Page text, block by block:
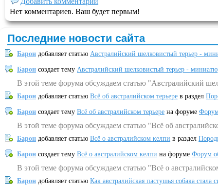
Нет комментариев. Ваш будет первым!
Последние новости сайта
Барон добавляет статью Австралийский шелковистый терьер -
Барон создает тему Австралийский шелковистый терьер -
В этой теме форума обсуждаем статью "Австралийский
Барон добавляет статью Всё об австралийском терьере в раздел
Барон создает тему Всё об австралийском терьере на форуме
В этой теме форума обсуждаем статью "Всё об
Барон добавляет статью Всё о австралийском келпи в раздел
Барон создает тему Всё о австралийском келпи на форуме Форум
В этой теме форума обсуждаем статью "Всё о
Барон добавляет статью Как австралийская пастушья собака